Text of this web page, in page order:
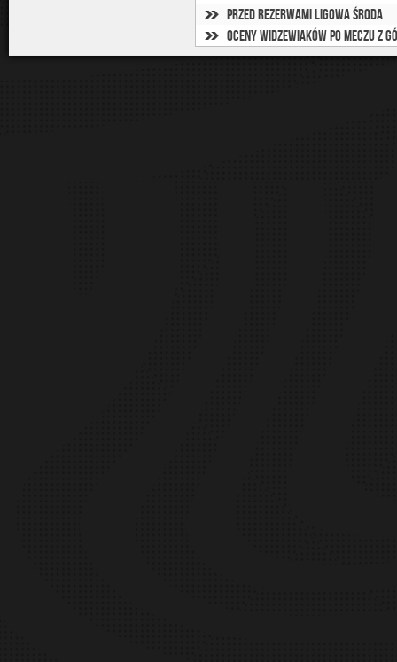
Przed rezerwami ligowa środa
Oceny widzewiaków po meczu z